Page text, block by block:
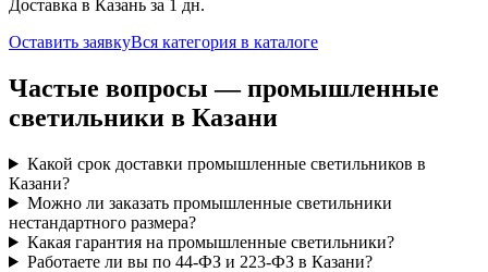
Доставка в Казань за 1 дн.
Оставить заявкуВся категория в каталоге
Частые вопросы —промышленные
светильники в Казани
Какой срок доставки промышленные светильников в
Казани?
Можно ли заказать промышленные светильники
нестандартного размера?
Какая гарантия на промышленные светильники?
Работаете ли вы по 44-ФЗ и 223-ФЗ в Казани?